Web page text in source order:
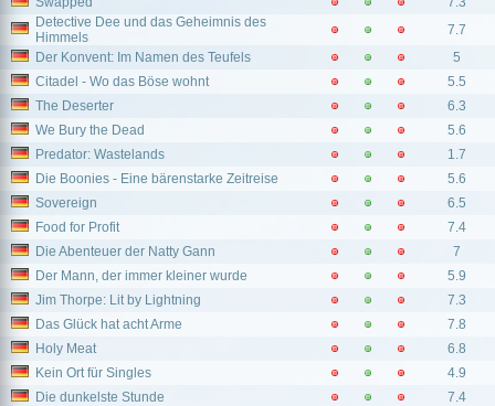
Detective Dee und das Geheimnis des
Himmels
7.7
Der Konvent: Im Namen des Teufels
5
Citadel - Wo das Böse wohnt
5.5
The Deserter
6.3
We Bury the Dead
5.6
Predator: Wastelands
1.7
Die Boonies - Eine bärenstarke Zeitreise
5.6
Sovereign
6.5
Food for Profit
7.4
Die Abenteuer der Natty Gann
7
Der Mann, der immer kleiner wurde
5.9
Jim Thorpe: Lit by Lightning
7.3
Das Glück hat acht Arme
7.8
Holy Meat
6.8
Kein Ort für Singles
4.9
Die dunkelste Stunde
7.4